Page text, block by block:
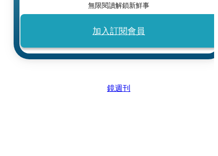
無限閱讀解鎖新鮮事
加入訂閱會員
鏡週刊